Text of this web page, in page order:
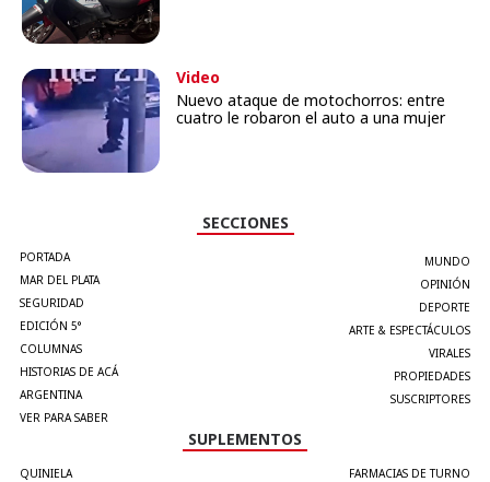
Video
Nuevo ataque de motochorros: entre
cuatro le robaron el auto a una mujer
SECCIONES
PORTADA
MAR DEL PLATA
SEGURIDAD
EDICIÓN 5°
COLUMNAS
HISTORIAS DE ACÁ
ARGENTINA
VER PARA SABER
MUNDO
OPINIÓN
DEPORTE
ARTE & ESPECTÁCULOS
VIRALES
PROPIEDADES
SUSCRIPTORES
SUPLEMENTOS
QUINIELA
FARMACIAS DE TURNO